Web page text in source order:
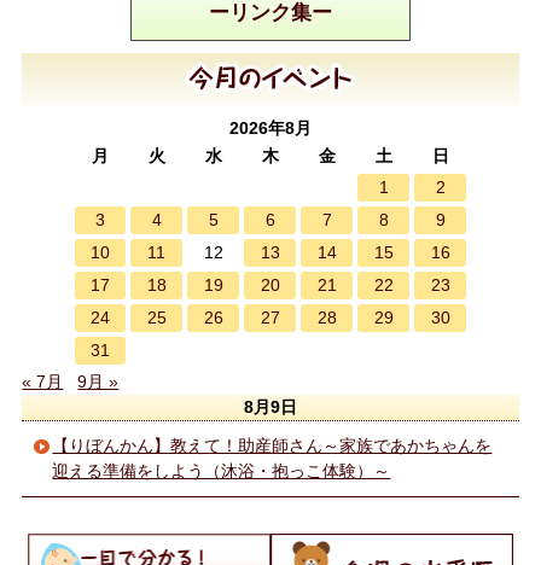
ーリンク集ー
2026年8月
月
火 水 木 金 土
日
1
2
3
4 5 6 7 8
9
10
11 12 13 14 15
16
17
18 19 20 21 22
23
24
25 26 27 28 29
30
31
« 7月
9月 »
8月9日
【りぼんかん】教えて！助産師さん～家族であかちゃんを
迎える準備をしよう（沐浴・抱っこ体験）～